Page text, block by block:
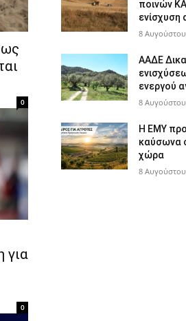
0
για
0
ποινών
ενίσχυση
8
ΑΑΔΕ
ενεργού
8
Η ΕΜΥ
καύσωνα
χώρα
8